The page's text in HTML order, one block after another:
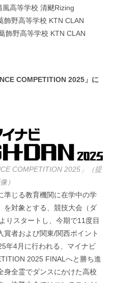
風高等学校 清颷Rizing
飾野高等学校 KTN CLAN
飾野高等学校 KTN CLAN
COMPETITION 2025」に
COMPETITION 2025」（提
）
準じる教育機関に在学中の学
を対象とする、競技大会（ダ
りスタートし、今期で11度目
者および関東/関西ポイント
年4⽉に⾏われる、マイナビ
2025 FINALへと勝ち進
身全霊でダンスにかけた高校